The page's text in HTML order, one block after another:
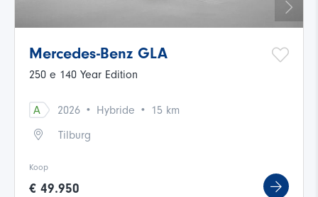
Mercedes-Benz GLA
250 e 140 Year Edition
A 2026 · Hybride ·
15 km
Tilburg
Koop
€ 49.950